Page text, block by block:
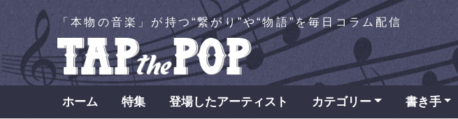
「本物の音楽」が持つ“繋がり”や“物語”を毎日コラム配信
ホーム 特集 登場したアーティスト カテゴリー 書き手